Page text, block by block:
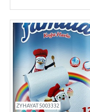
ZYHAYAT5003332